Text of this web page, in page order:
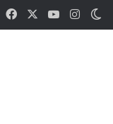
FacebookYouTube